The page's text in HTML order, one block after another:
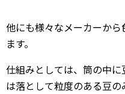
他にも様々なメーカーか
ます。
仕組みとしては、筒の中
は落として粒度のある豆の